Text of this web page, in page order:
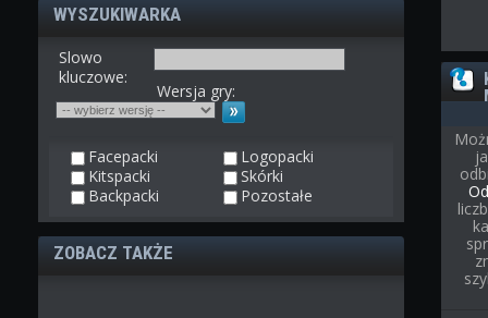
WYSZUKIWARKA
Slowo
kluczowe:
Wersja gry:
Facepacki
Logopacki
Kitspacki
Skórki
Backpacki
Pozostałe
ZOBACZ TAKŻE